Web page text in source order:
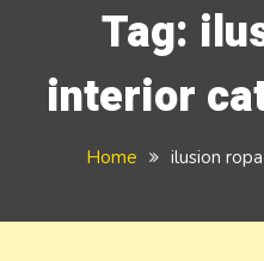
Tag:
interior
Home ilusion